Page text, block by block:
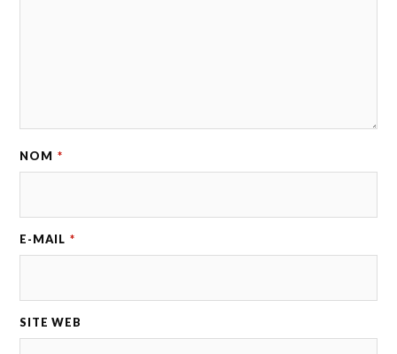
NOM *
E-MAIL *
SITE WEB